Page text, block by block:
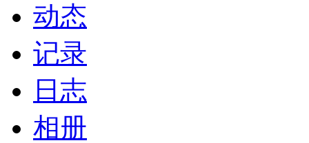
动态
记录
日志
相册